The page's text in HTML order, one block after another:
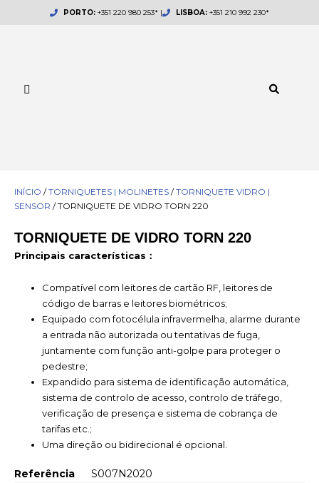
PORTO: +351 220 980 253* | LISBOA:+351 210 992 230*
INÍCIO /TORNIQUETES | MOLINETES /TORNIQUETE VIDRO |
SENSOR / TORNIQUETE DE VIDRO TORN 220
TORNIQUETE DE VIDRO TORN 220
Principais características：
Compatível com leitores de cartão RF, leitores de
código de barras e leitores biométricos;
Equipado com fotocélula infravermelha, alarme durante
a entrada não autorizada ou tentativas de fuga,
juntamente com função anti-golpe para proteger o
pedestre;
Expandido para sistema de identificação automática,
sistema de controlo de acesso, controlo de tráfego,
verificação de presença e sistema de cobrança de
tarifas etc.;
Uma direção ou bidirecional é opcional.
Referência
S007N2020